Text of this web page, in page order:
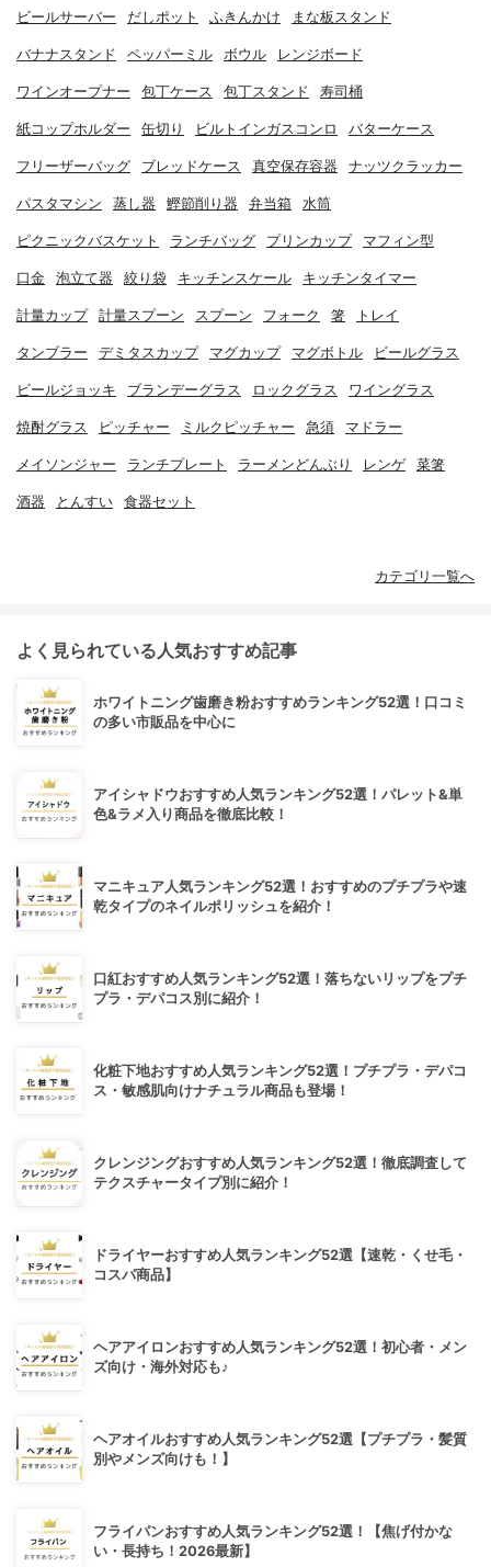
ビールサーバー だしポット ふきんかけ まな板スタンド
バナナスタンド ペッパーミル ボウル レンジボード
ワインオープナー 包丁ケース 包丁スタンド 寿司桶
紙コップホルダー 缶切り ビルトインガスコンロ バターケース
フリーザーバッグ ブレッドケース 真空保存容器 ナッツクラッカー
パスタマシン 蒸し器 鰹節削り器 弁当箱 水筒
ピクニックバスケット ランチバッグ プリンカップ マフィン型
口金 泡立て器 絞り袋 キッチンスケール キッチンタイマー
計量カップ 計量スプーン スプーン フォーク 箸 トレイ
タンブラー デミタスカップ マグカップ マグボトル ビールグラス
ビールジョッキ ブランデーグラス ロックグラス ワイングラス
焼酎グラス ピッチャー ミルクピッチャー 急須 マドラー
メイソンジャー ランチプレート ラーメンどんぶり レンゲ 菜箸
酒器 とんすい 食器セット
カテゴリ一覧へ
よく見られている人気おすすめ記事
ホワイトニング歯磨き粉おすすめランキング52選！口コミ
の多い市販品を中心に
アイシャドウおすすめ人気ランキング52選！パレット&単
色&ラメ入り商品を徹底比較！
マニキュア人気ランキング52選！おすすめのプチプラや速
乾タイプのネイルポリッシュを紹介！
口紅おすすめ人気ランキング52選！落ちないリップをプチ
プラ・デパコス別に紹介！
化粧下地おすすめ人気ランキング52選！プチプラ・デパコ
ス・敏感肌向けナチュラル商品も登場！
クレンジングおすすめ人気ランキング52選！徹底調査して
テクスチャータイプ別に紹介！
ドライヤーおすすめ人気ランキング52選【速乾・くせ毛・
コスパ商品】
ヘアアイロンおすすめ人気ランキング52選！初心者・メン
ズ向け・海外対応も♪
ヘアオイルおすすめ人気ランキング52選【プチプラ・髪質
別やメンズ向けも！】
フライパンおすすめ人気ランキング52選！【焦げ付かな
い・長持ち！2026最新】